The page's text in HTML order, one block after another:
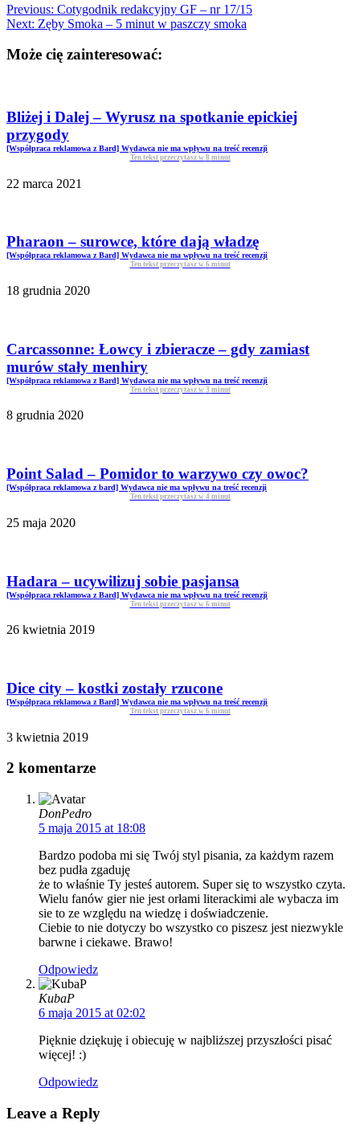
Previous: Cotygodnik redakcyjny GF – nr 17/15
Next: Zęby Smoka – 5 minut w paszczy smoka
Może cię zainteresować:
Bliżej i Dalej – Wyrusz na spotkanie epickiej
przygody
[Współpraca reklamowa z Bard] Wydawca nie ma wpływu na treść recenzji
Ten tekst przeczytasz w 8 minut
22 marca 2021
Pharaon – surowce, które dają władzę
[Współpraca reklamowa z Bard] Wydawca nie ma wpływu na treść recenzji
Ten tekst przeczytasz w 6 minut
18 grudnia 2020
Carcassonne: Łowcy i zbieracze – gdy zamiast
murów stały menhiry
[Współpraca reklamowa z Bard] Wydawca nie ma wpływu na treść recenzji
Ten tekst przeczytasz w 3 minut
8 grudnia 2020
Point Salad – Pomidor to warzywo czy owoc?
[Współpraca reklamowa z bard] Wydawca nie ma wpływu na treść recenzji
Ten tekst przeczytasz w 4 minut
25 maja 2020
Hadara – ucywilizuj sobie pasjansa
[Współpraca reklamowa z Bard] Wydawca nie ma wpływu na treść recenzji
Ten tekst przeczytasz w 6 minut
26 kwietnia 2019
Dice city – kostki zostały rzucone
[Współpraca reklamowa z Bard] Wydawca nie ma wpływu na treść recenzji
Ten tekst przeczytasz w 6 minut
3 kwietnia 2019
2 komentarze
DonPedro
5 maja 2015 at 18:08
Bardzo podoba mi się Twój styl pisania, za każdym razem
bez pudła zgaduję
że to właśnie Ty jesteś autorem. Super się to wszystko czyta.
Wielu fanów gier nie jest orłami literackimi ale wybacza im
sie to ze względu na wiedzę i doświadczenie.
Ciebie to nie dotyczy bo wszystko co piszesz jest niezwykle
barwne i ciekawe. Brawo!
Odpowiedz
KubaP
6 maja 2015 at 02:02
Pięknie dziękuję i obiecuję w najbliższej przyszłości pisać
więcej! :)
Odpowiedz
Leave a Reply